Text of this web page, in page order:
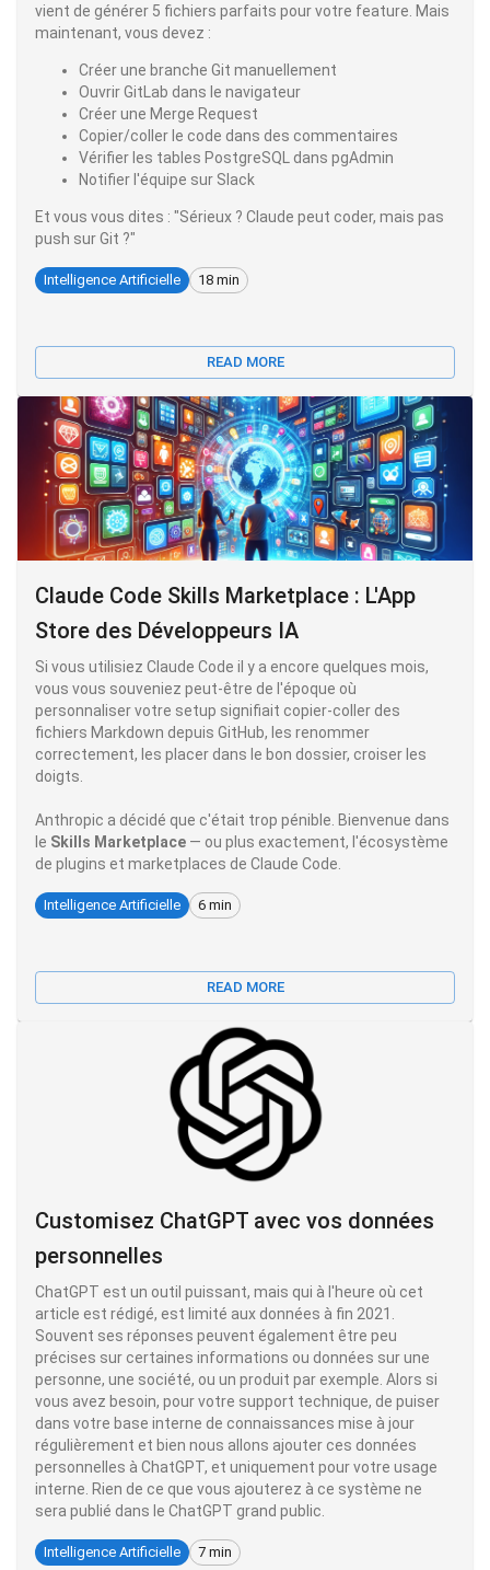
vient de générer 5 fichiers parfaits pour votre feature. Mais
maintenant, vous devez :
Créer une branche Git manuellement
Ouvrir GitLab dans le navigateur
Créer une Merge Request
Copier/coller le code dans des commentaires
Vérifier les tables PostgreSQL dans pgAdmin
Notifier l'équipe sur Slack
Et vous vous dites : "Sérieux ? Claude peut coder, mais pas
push sur Git ?"
Intelligence Artificielle 18 min
READ MORE
Claude Code Skills Marketplace : L'App
Store des Développeurs IA
Si vous utilisiez Claude Code il y a encore quelques mois,
vous vous souveniez peut-être de l'époque où
personnaliser votre setup signifiait copier-coller des
fichiers Markdown depuis GitHub, les renommer
correctement, les placer dans le bon dossier, croiser les
doigts.
Anthropic a décidé que c'était trop pénible. Bienvenue dans
le Skills Marketplace — ou plus exactement, l'écosystème
de plugins et marketplaces de Claude Code.
Intelligence Artificielle 6 min
READ MORE
Customisez ChatGPT avec vos données
personnelles
ChatGPT est un outil puissant, mais qui à l'heure où cet
article est rédigé, est limité aux données à fin 2021.
Souvent ses réponses peuvent également être peu
précises sur certaines informations ou données sur une
personne, une société, ou un produit par exemple. Alors si
vous avez besoin, pour votre support technique, de puiser
dans votre base interne de connaissances mise à jour
régulièrement et bien nous allons ajouter ces données
personnelles à ChatGPT, et uniquement pour votre usage
interne. Rien de ce que vous ajouterez à ce système ne
sera publié dans le ChatGPT grand public.
Intelligence Artificielle 7 min